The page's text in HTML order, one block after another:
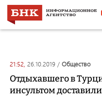
21:52, 26.10.2019 / общество
Отдыхавшего в
инсультом